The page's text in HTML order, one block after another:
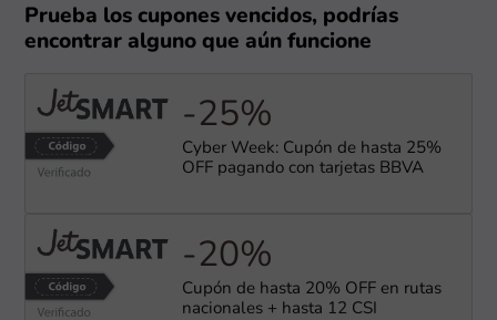
Prueba los cupones vencidos, podrías
encontrar alguno que aún funcione
-25%
Cyber Week: Cupón de hasta 25%
OFF pagando con tarjetas BBVA
-20%
Cupón de hasta 20% OFF en rutas
nacionales + hasta 12 CSI